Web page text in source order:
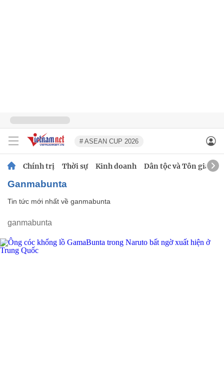
# ASEAN CUP 2026
Chính trị Thời sự Kinh doanh Dân tộc và Tôn giáo
ganmabunta
Tin tức mới nhất về ganmabunta
ganmabunta